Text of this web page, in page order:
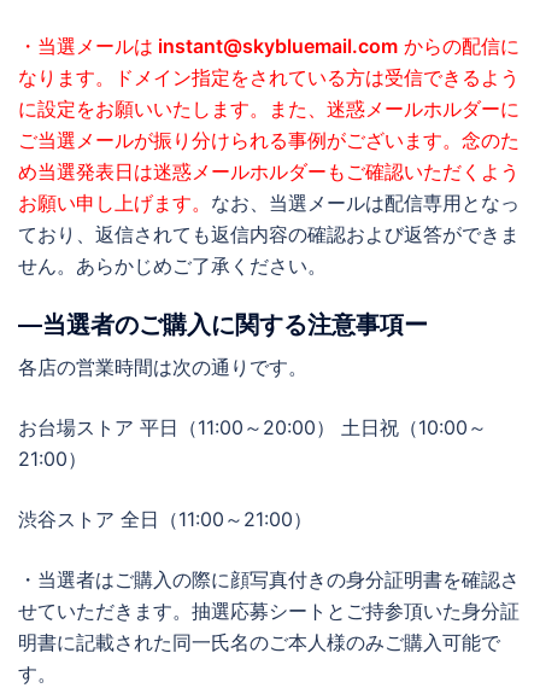
・当選メールは instant@skybluemail.com からの配信に
なります。ドメイン指定をされている方は受信できるよう
に設定をお願いいたします。また、迷惑メールホルダーに
ご当選メールが振り分けられる事例がございます。念のた
め当選発表日は迷惑メールホルダーもご確認いただくよう
お願い申し上げます。 なお、当選メールは配信専用となっ
ており、返信されても返信内容の確認および返答ができま
せん。あらかじめご了承ください。
―当選者のご購入に関する注意事項ー
各店の営業時間は次の通りです。
お台場ストア 平日（11:00～20:00） 土日祝（10:00～
21:00）
渋谷ストア 全日（11:00～21:00）
・当選者はご購入の際に顔写真付きの身分証明書を確認さ
せていただきます。抽選応募シートとご持参頂いた身分証
明書に記載された同一氏名のご本人様のみご購入可能で
す。